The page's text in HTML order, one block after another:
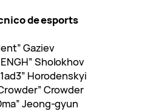
de esports
Gaziev
Sholokhov
Horodenskyi
Crowder
Jeong-gyun